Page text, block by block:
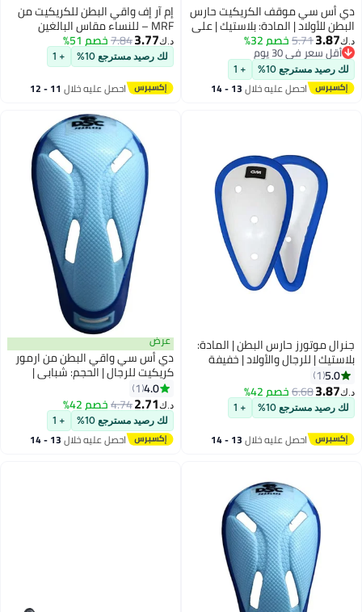
دي أس سي موقف الكريكيت حارس
البطن للأولاد | المادة: بلاستيك | على
شكل هندسي | الحرس مبطن |
خفيفة الوزن ومتينة | للتدريب
والمباريات
د.ك‏3.87
5.71خصم 32%
أقل سعر في 30 يوم
أقل سعر في 30 يوم
لك رصيد مسترجع 10%
احصل عليه خلال 13 - 14
إم آر إف واقي البطن للكريكيت من
MRF – للنساء مقاس البالغين
بهيكل خفيف من البولي بروبيليند.ك‏3.77
7.84خصم 51%
لك رصيد مسترجع 10%
احصل عليه خلال 11 - 12
جنرال موتورز حارس البطن | المادة:
بلاستيك | للرجال والأولاد | خفيفة
الوزن ومتينة | مقاومة عالية
للصدمات | سهل الارتداء لسهولة
الاستخدام | يوفر الحماية المثلى
للفخذ
5.0
1
د.ك‏3.87
6.68خصم 42%
لك رصيد مسترجع 10%
احصل عليه خلال 13 - 14
عرض
دي أس سي واقي البطن من ارمور
كريكيت للرجال | الحجم: شبابي |
المادة: بلاستيك | على شكل
هندسي | الحرس مبطن | خفيفة
الوزن ومتينة | للتدريب والمباريات
4.0
1
د.ك‏2.71
4.74خصم 42%
لك رصيد مسترجع 10%
احصل عليه خلال 13 - 14